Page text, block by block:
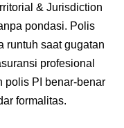
& Jurisdiction
pondasi. Polis
runtuh saat gugatan
profesional
polis PI benar-benar
formalitas.